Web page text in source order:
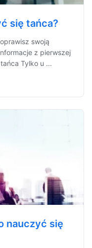
się tańca?
swoją
z pierwszej
Tylko u ...
nauczyć się